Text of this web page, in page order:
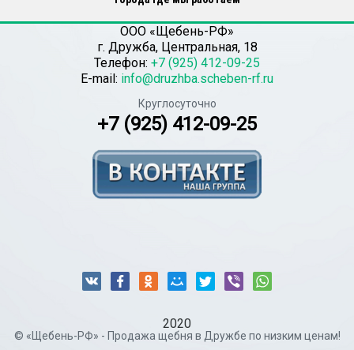
ООО «Щебень-РФ»
г. Дружба, Центральная, 18
Телефон: +7 (925) 412-09-25
E-mail: info@druzhba.scheben-rf.ru
Круглосуточно
+7 (925) 412-09-25
2020
© «Щебень-РФ» - Продажа щебня в Дружбе по низким ценам!